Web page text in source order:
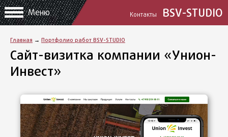
Меню Контакты BSV-STUDIO
Главная → Портфолио работ BSV-STUDIO
Сайт-визитка компании «Унион-
Инвест»